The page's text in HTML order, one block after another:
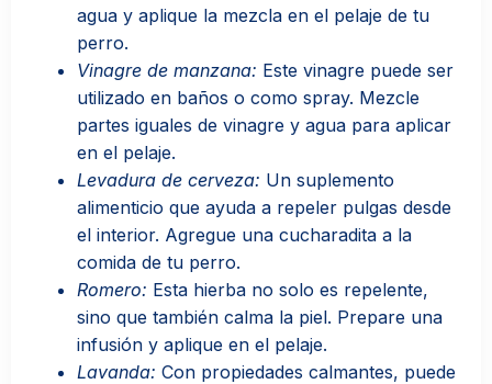
agua y aplique la mezcla en el pelaje de tu
perro.
Vinagre de manzana: Este vinagre puede ser
utilizado en baños o como spray. Mezcle
partes iguales de vinagre y agua para aplicar
en el pelaje.
Levadura de cerveza: Un suplemento
alimenticio que ayuda a repeler pulgas desde
el interior. Agregue una cucharadita a la
comida de tu perro.
Romero: Esta hierba no solo es repelente,
sino que también calma la piel. Prepare una
infusión y aplique en el pelaje.
Lavanda: Con propiedades calmantes, puede